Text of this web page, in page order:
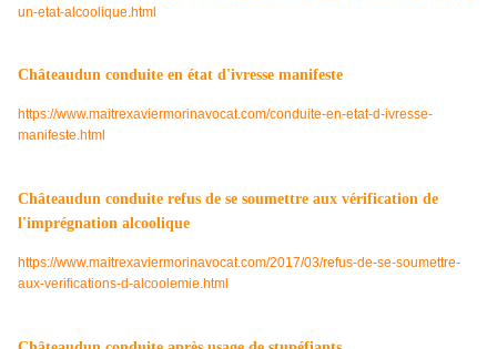
un-etat-alcoolique.html
Châteaudun conduite en état d'ivresse manifeste
https://www.maitrexaviermorinavocat.com/conduite-en-etat-d-ivresse-
manifeste.html
Châteaudun conduite refus de se soumettre aux vérification de
l'imprégnation alcoolique
https://www.maitrexaviermorinavocat.com/2017/03/refus-de-se-soumettre-
aux-verifications-d-alcoolemie.html